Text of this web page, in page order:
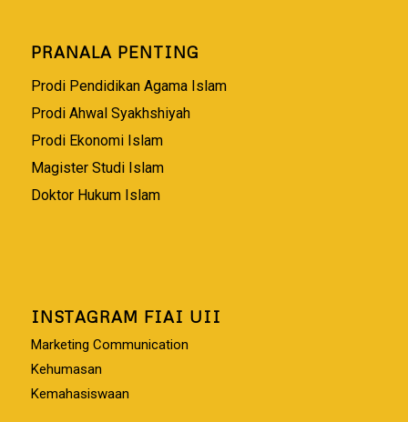
PRANALA PENTING
Prodi Pendidikan Agama Islam
Prodi Ahwal Syakhshiyah
Prodi Ekonomi Islam
Magister Studi Islam
Doktor Hukum Islam
INSTAGRAM FIAI UII
Marketing Communication
Kehumasan
Kemahasiswaan